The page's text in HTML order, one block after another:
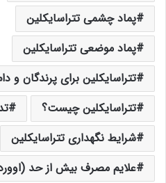
پماد چشمی تتراسایکلین
پماد موضعی تتراسایکلین
تتراسایکلین برای پرندگان و
تتراسایکلین چیست؟
شرایط نگهداری تتراسایکلین
علایم مصرف بیش از حد